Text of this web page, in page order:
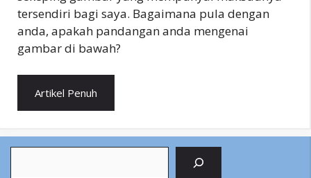
tersendiri bagi saya. Bagaimana pula dengan
anda, apakah pandangan anda mengenai
gambar di bawah?
Artikel Penuh